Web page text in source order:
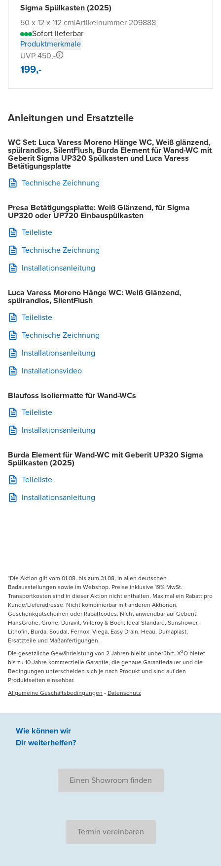
Sigma Spülkasten (2025)
50 x 12 x 112 cm|Artikelnummer 209888
Sofort lieferbar
Produktmerkmale
UVP 450,-
199,-
Anleitungen und Ersatzteile
WC Set: Luca Varess Moreno Hänge WC, Weiß glänzend,
spülrandlos, SilentFlush, Burda Element für Wand-WC mit
Geberit Sigma UP320 Spülkasten und Luca Varess
Betätigungsplatte
Technische Zeichnung
Presa Betätigungsplatte: Weiß Glänzend, für Sigma
UP320 oder UP720 Einbauspülkasten
Teileliste
Technische Zeichnung
Installationsanleitung
Luca Varess Moreno Hänge WC: Weiß Glänzend,
spülrandlos, SilentFlush
Teileliste
Technische Zeichnung
Installationsanleitung
Installationsvideo
Blaufoss Isoliermatte für Wand-WCs
Teileliste
Installationsanleitung
Burda Element für Wand-WC mit Geberit UP320 Sigma
Spülkasten (2025)
Teileliste
Installationsanleitung
*Die Aktion gilt vom 01.08. bis zum 31.08. in allen deutschen
Badausstellungen sowie im Webshop. Preise inklusive 19% MwSt.
Transportkosten sind in dieser Aktion nicht enthalten. Maximal ein Rabatt pro
Kunde/Lieferadresse. Nicht kombinierbar mit anderen Aktionen,
Geschenkgutscheinen oder Rabattcodes. Nicht anwendbar auf Geberit,
HansGrohe, Grohe, Duravit, Villeroy & Boch, Ideal Standard, Sunshower,
Lithofin, Burda, Soudal, Fernox, Viega, Easy Drain, Heau, Dumaplast,
Ersatzteile und Maßanfertigungen.
Die gesetzliche Gewährleistung von 2 Jahren bleibt unberührt. X²O bietet
bis zu 10 Jahre kommerzielle Garantie, die genaue Garantiedauer und die
Bedingungen unterscheiden sich je nach Produkt und sind auf den
Produktseiten einsehbar.
Allgemeine Geschäftsbedingungen - Datenschutz
Wie können wir
Dir weiterhelfen?
Einen Showroom finden
Termin vereinbaren